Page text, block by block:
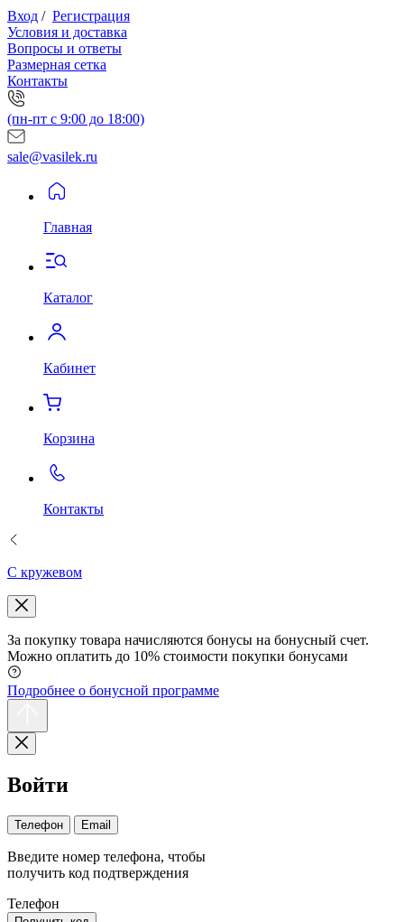
Вход / Регистрация
Условия и доставка
Вопросы и ответы
Размерная сетка
Контакты
(пн-пт с 9:00 до 18:00)
sale@vasilek.ru
Главная
Каталог
Кабинет
Корзина
Контакты
С кружевом
За покупку товара начисляются бонусы на бонусный счет.
Можно оплатить до 10% стоимости покупки бонусами
Подробнее о бонусной программе
Войти
Телефон Email
Введите номер телефона, чтобы
получить код подтверждения
Телефон